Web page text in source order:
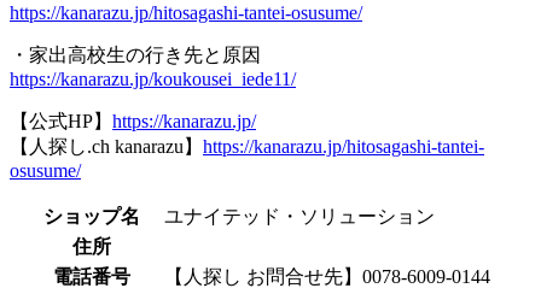
https://kanarazu.jp/hitosagashi-tantei-osusume/
・家出高校生の行き先と原因
https://kanarazu.jp/koukousei_iede11/
【公式HP】 https://kanarazu.jp/
【人探し.ch kanarazu】 https://kanarazu.jp/hitosagashi-tantei-
osusume/
ショップ名
ユナイテッド・ソリューション
住所
電話番号
【人探し お問合せ先】0078-6009-0144